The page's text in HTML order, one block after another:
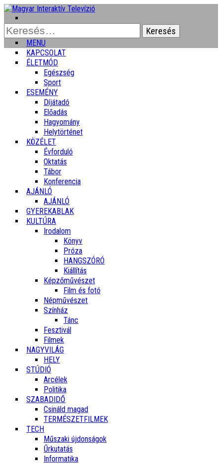
Keresés:
MENU
KAPCSOLAT
ÉLETMÓD
Egészség
Sport
ESEMÉNY
Díjátadó
Előadás
Hagyomány
Helytörténet
KÖZÉLET
Évforduló
Oktatás
Tábor
Konferencia
AJÁNLÓ
AJÁNLÓ
GYEREKABLAK
KULTÚRA
Irodalom
Könyv
Próza
HANGSZÓRÓ
Kiállítás
Képzőművészet
Film és fotó
Népművészet
Színház
Tánc
Fesztivál
Filmek
NAGYVILÁG
HELY
STÚDIÓ
Arcélek
Politika
SZABADIDŐ
Csináld magad
TERMÉSZETFILMEK
TECH
Műszaki újdonságok
Űrkutatás
Informatika